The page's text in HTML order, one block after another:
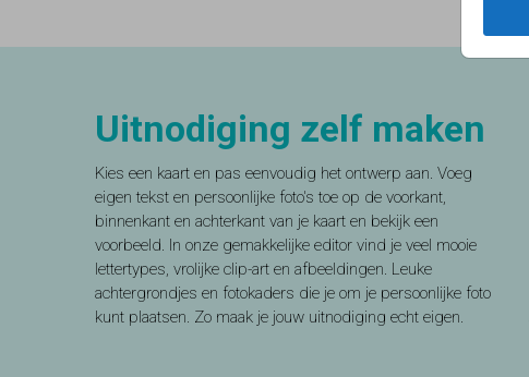
Uitnodiging zelf maken
Kies een kaart en pas eenvoudig het ontwerp aan. Voeg
eigen tekst en persoonlijke foto's toe op de voorkant,
binnenkant en achterkant van je kaart en bekijk een
voorbeeld. In onze gemakkelijke editor vind je veel mooie
lettertypes, vrolijke clip-art en afbeeldingen. Leuke
achtergrondjes en fotokaders die je om je persoonlijke foto
kunt plaatsen. Zo maak je jouw uitnodiging echt eigen.